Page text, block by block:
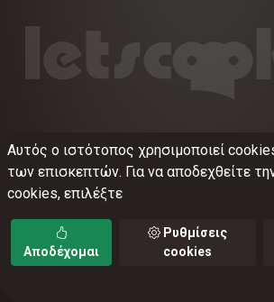
©2012-2026 LETSCOOK.GR
021375326001
Όροι χρήσης•Πολιτική απορρήτου
cookies• Ρυθμίσεις cookies
Αυτός ο ιστότοπος χρησιμοποιεί
των επισκεπτών. Για να αποδεχθείτε
cookies, επιλέξτε
Αποδέχομαι
Ρυθμίσεις
cookies